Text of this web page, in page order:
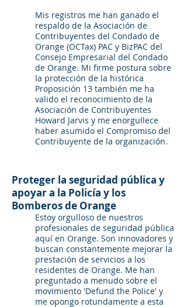
Mis registros me han ganado el
respaldo de la Asociación de
Contribuyentes del Condado de
Orange (OCTax) PAC y BizPAC del
Consejo Empresarial del Condado
de Orange. Mi firme postura sobre
la protección de la histórica
Proposición 13 también me ha
valido el reconocimiento de la
Asociación de Contribuyentes
Howard Jarvis y me enorgullece
haber asumido el Compromiso del
Contribuyente de la organización.
Proteger la seguridad pública y
apoyar a la Policía y los
Bomberos de Orange
Estoy orgulloso de nuestros
profesionales de seguridad pública
aquí en Orange. Son innovadores y
buscan constantemente mejorar la
prestación de servicios a los
residentes de Orange. Me han
preguntado a menudo sobre el
movimiento 'Defund the Police' y
me opongo rotundamente a esta